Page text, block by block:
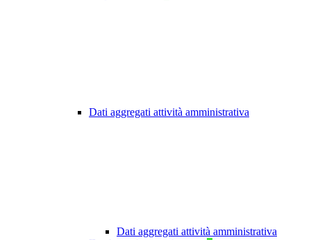
Dati aggregati attività amministrativa
Dati aggregati attività amministrativa